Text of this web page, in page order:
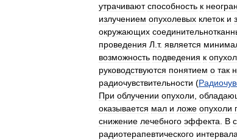
утрачивают способность к
излучением опухолевых клеток и
окружающих
проведения Л т. является
возможность подведения к
руководствуются понятием о так
радиочувствительности (
При облучении опухоли
оказывается мал и ложе опухоли
снижение лечебного эффекта В
радиотерапевтического интервала